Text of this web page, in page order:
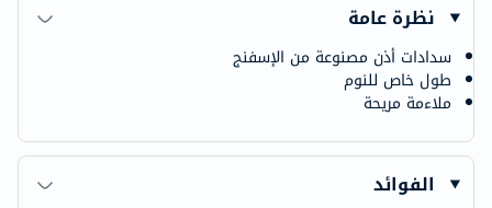
نظرة عامة
سدادات أذن مصنوعة من الإسفنج
طول خاص للنوم
ملاءمة مريحة
الفوائد